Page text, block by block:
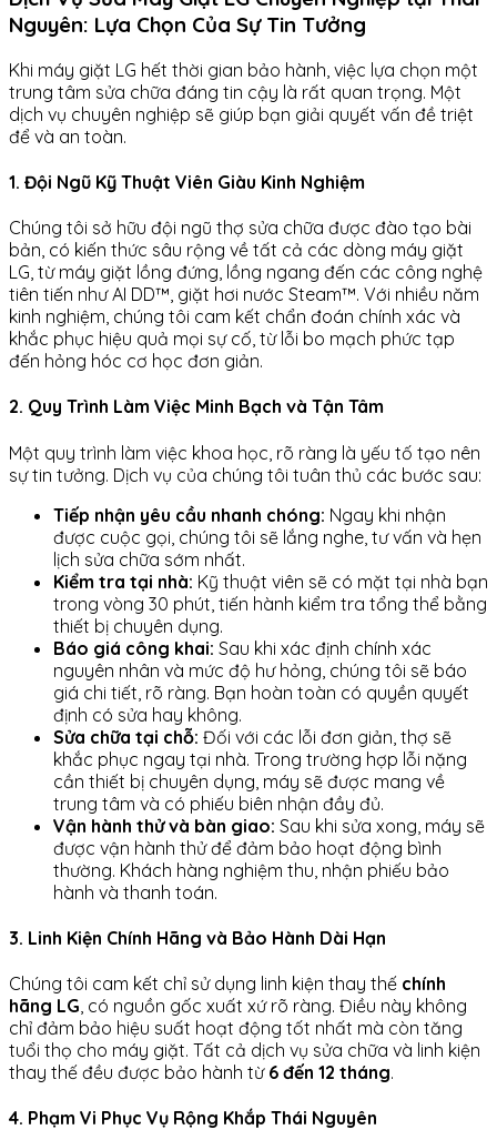
Nguyên: Lựa Chọn Của Sự Tin Tưởng
Khi máy giặt LG hết thời gian bảo hành, việc lựa chọn một
trung tâm sửa chữa đáng tin cậy là rất quan trọng. Một
dịch vụ chuyên nghiệp sẽ giúp bạn giải quyết vấn đề triệt
để và an toàn.
1. Đội Ngũ Kỹ Thuật Viên Giàu Kinh Nghiệm
Chúng tôi sở hữu đội ngũ thợ sửa chữa được đào tạo bài
bản, có kiến thức sâu rộng về tất cả các dòng máy giặt
LG, từ máy giặt lồng đứng, lồng ngang đến các công nghệ
tiên tiến như AI DD™, giặt hơi nước Steam™. Với nhiều năm
kinh nghiệm, chúng tôi cam kết chẩn đoán chính xác và
khắc phục hiệu quả mọi sự cố, từ lỗi bo mạch phức tạp
đến hỏng hóc cơ học đơn giản.
2. Quy Trình Làm Việc Minh Bạch và Tận Tâm
Một quy trình làm việc khoa học, rõ ràng là yếu tố tạo nên
sự tin tưởng. Dịch vụ của chúng tôi tuân thủ các bước sau:
Tiếp nhận yêu cầu nhanh chóng: Ngay khi nhận
được cuộc gọi, chúng tôi sẽ lắng nghe, tư vấn và hẹn
lịch sửa chữa sớm nhất.
Kiểm tra tại nhà: Kỹ thuật viên sẽ có mặt tại nhà bạn
trong vòng 30 phút, tiến hành kiểm tra tổng thể bằng
thiết bị chuyên dụng.
Báo giá công khai: Sau khi xác định chính xác
nguyên nhân và mức độ hư hỏng, chúng tôi sẽ báo
giá chi tiết, rõ ràng. Bạn hoàn toàn có quyền quyết
định có sửa hay không.
Sửa chữa tại chỗ: Đối với các lỗi đơn giản, thợ sẽ
khắc phục ngay tại nhà. Trong trường hợp lỗi nặng
cần thiết bị chuyên dụng, máy sẽ được mang về
trung tâm và có phiếu biên nhận đầy đủ.
Vận hành thử và bàn giao: Sau khi sửa xong, máy sẽ
được vận hành thử để đảm bảo hoạt động bình
thường. Khách hàng nghiệm thu, nhận phiếu bảo
hành và thanh toán.
3. Linh Kiện Chính Hãng và Bảo Hành Dài Hạn
Chúng tôi cam kết chỉ sử dụng linh kiện thay thế chính
hãng LG, có nguồn gốc xuất xứ rõ ràng. Điều này không
chỉ đảm bảo hiệu suất hoạt động tốt nhất mà còn tăng
tuổi thọ cho máy giặt. Tất cả dịch vụ sửa chữa và linh kiện
thay thế đều được bảo hành từ 6 đến 12 tháng.
4. Phạm Vi Phục Vụ Rộng Khắp Thái Nguyên